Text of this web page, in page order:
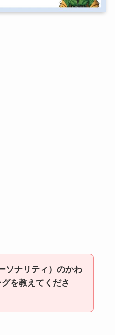
ソナリティ）のかわ
を教えてくださ